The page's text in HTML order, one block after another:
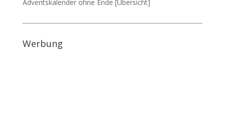
Adventskalender ohne Ende [Übersicht]
Werbung